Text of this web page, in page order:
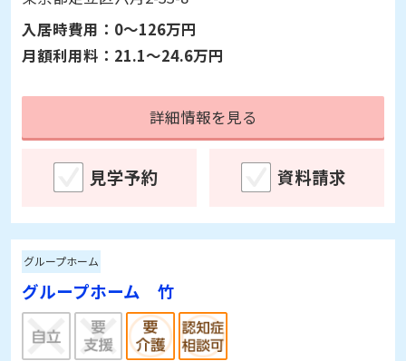
見学予約
竹の塚明生苑
東京都足立区六月2-33-8
入居時費用：
0～126万円
月額利用料：21.1～24.6万円